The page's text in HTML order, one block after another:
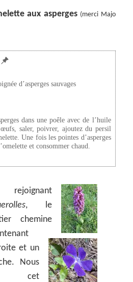
aux asperges (merci Majo
d’asperges sauvages
dans une poêle avec de l’huile
œufs, saler, poivrer, ajoutez du persil
Une fois les pointes d’asperges
et consommer chaud.
rejoignant
, le
chemine
et un
Nous
cet